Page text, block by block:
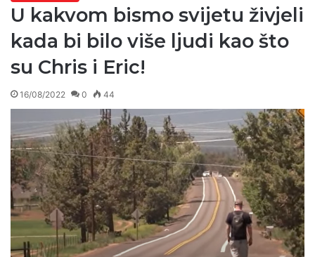
U kakvom bismo svijetu živjeli
kada bi bilo više ljudi kao što
su Chris i Eric!
16/08/2022 0 44